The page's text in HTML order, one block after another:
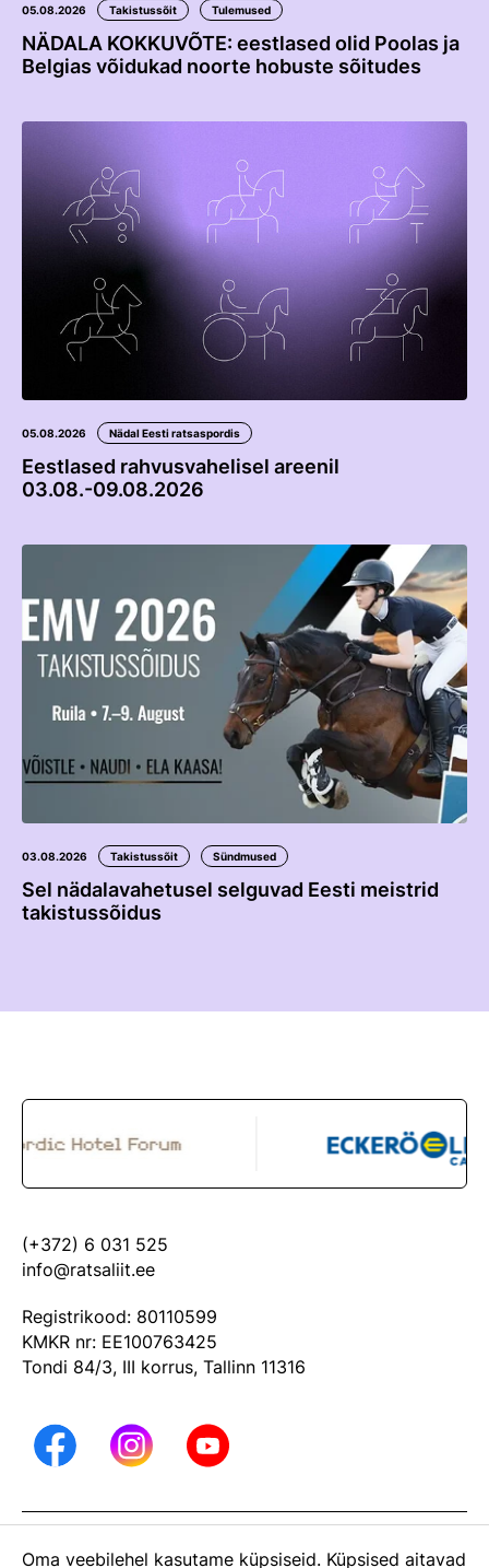
Võistluskalender
Võistlussarjad
Koolitused
Välisvõistlustel Osaleja Meelespea
VOLTIŽEERIMINE
Välisvõistlustel Osaleja Meelespea
05.08.2026 Takistussõit Tulemused
NÄDALA KOKKUVÕTE: eestlased olid Poolas ja
Belgias võidukad noorte hobuste sõitudes
05.08.2026 Nädal Eesti ratsaspordis
Eestlased rahvusvahelisel areenil
03.08.-09.08.2026
03.08.2026 Takistussõit Sündmused
Sel nädalavahetusel selguvad Eesti meistrid
takistussõidus
(+372) 6 031 525
info@ratsaliit.ee
Registrikood: 80110599
KMKR nr: EE100763425
Tondi 84/3, III korrus, Tallinn 11316
Oma veebilehel kasutame küpsiseid. Küpsised aitavad